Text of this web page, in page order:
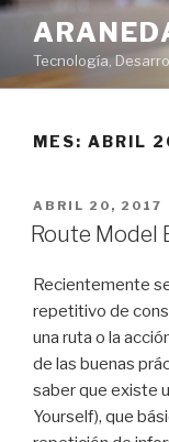
Skip
contentTecnología,
MES: ABRIL
POSTED
ON
ABRIL 20, 2017
Route Model
Recientemente
repetitivo de
una ruta o la
de las buenas
saber que existe
Yourself), que